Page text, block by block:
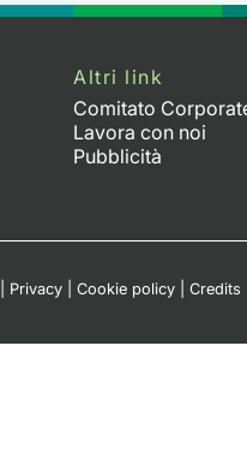
Altri link
Comitato
Lavora con noi
Pubblicità
Privacy Cookie policy Credits